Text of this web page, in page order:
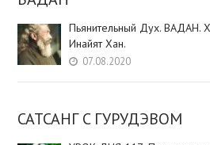
Пьянительный Дух. ВАДАН.
Инайят Хан.
07.08.2020
САТСАНГ C ГУРУДЭВОМ